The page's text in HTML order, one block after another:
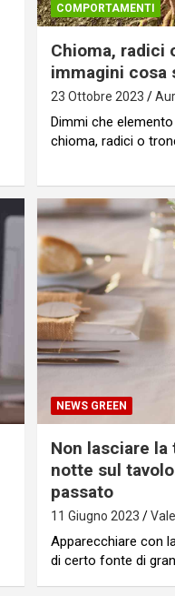
COMPORTAMENTI
Chioma, radici
immagini cosa
23 Ottobre 2023
Dimmi che
chioma, radici o
NEWS GREEN
Non lasciare
notte sul
passato
11 Giugno 2023
Apparecchiare con
di certo fonte di